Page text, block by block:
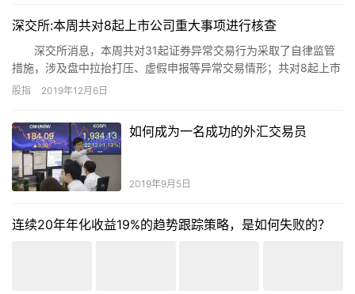
深交所:本周共对8起上市公司重大事项进行核查
深交所消息，本周共对31起证券异常交易行为采取了自律监管
措施，涉及盘中拉抬打压、虚假申报等异常交易情形；共对8起上市
公司重大事项进行核查，并上报证监会4起涉嫌违法违规案件线索。
股指 2019年12月6日
如何成为一名成功的外汇交易员
2019年9月5日
连续20年年化收益19%的趋势跟踪策略，是如何失败的？